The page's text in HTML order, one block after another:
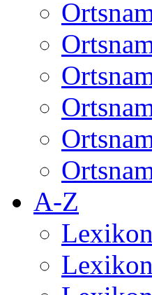
A-Z